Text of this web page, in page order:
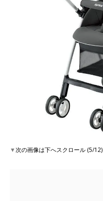
▼次の画像は下へスクロール (5/12)